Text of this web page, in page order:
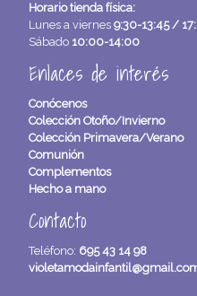
Horario tienda física:
Lunes a viernes 9:30-13:45 /
Sábado 10:00-14:00
Enlaces de interés
Conócenos
Colección Otoño/Invierno
Colección Primavera/Verano
Comunión
Complementos
Hecho a mano
Contacto
Teléfono: 695 43 14 98